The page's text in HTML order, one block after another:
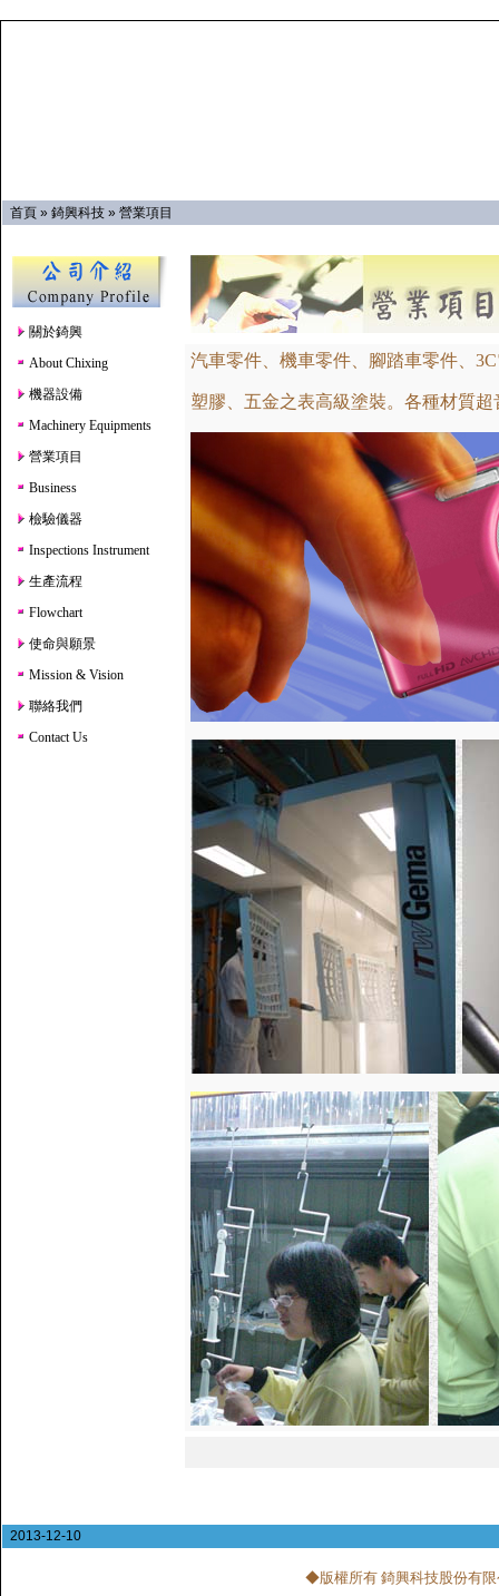
首頁 » 錡興科技 » 營業項目
關於錡興
About Chixing
機器設備
Machinery Equipments
營業項目
Business
檢驗儀器
Inspections Instrument
生產流程
Flowchart
使命與願景
Mission & Vision
聯絡我們
Contact Us
汽車零件、機車零件、腳踏車零件、
塑膠、五金之表高級塗裝。各種材質
2013-12-10
◆版權所有 錡興科技股份有限